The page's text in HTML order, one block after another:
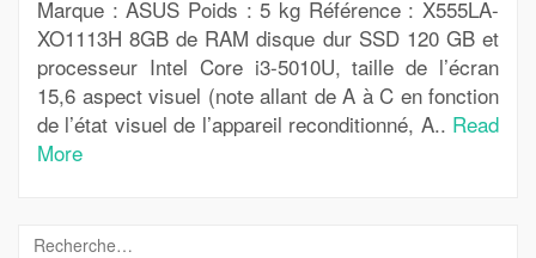
Marque : ASUS Poids : 5 kg Référence : X555LA-
XO1113H 8GB de RAM disque dur SSD 120 GB et
processeur Intel Core i3-5010U, taille de l’écran
15,6 aspect visuel (note allant de A à C en fonction
de l’état visuel de l’appareil reconditionné, A.. Read
More